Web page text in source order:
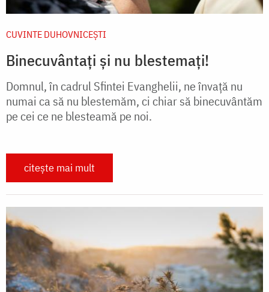
CUVINTE DUHOVNICEȘTI
Binecuvântați și nu blestemați!
Domnul, în cadrul Sfintei Evanghelii, ne învață nu
numai ca să nu blestemăm, ci chiar să binecuvântăm
pe cei ce ne blesteamă pe noi.
citește mai mult